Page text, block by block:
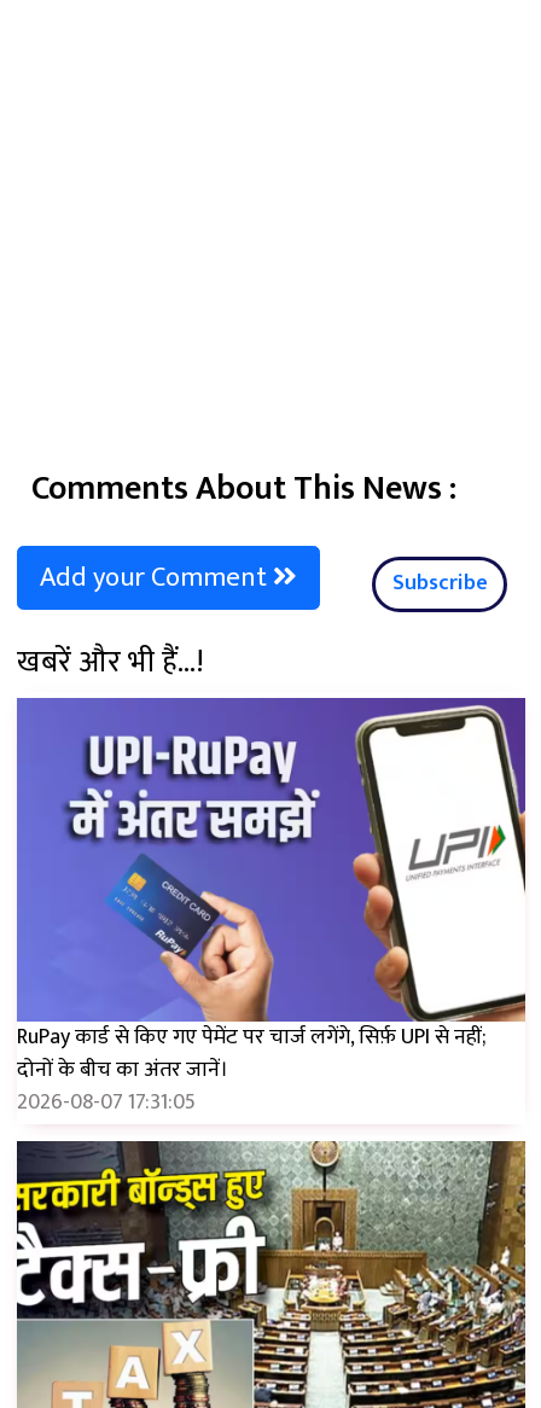
Comments About This News :
Add your Comment Subscribe
खबरें और भी हैं...!
RuPay कार्ड से किए गए पेमेंट पर चार्ज लगेंगे, सिर्फ़ UPI से नहीं;
दोनों के बीच का अंतर जानें।
2026-08-07 17:31:05